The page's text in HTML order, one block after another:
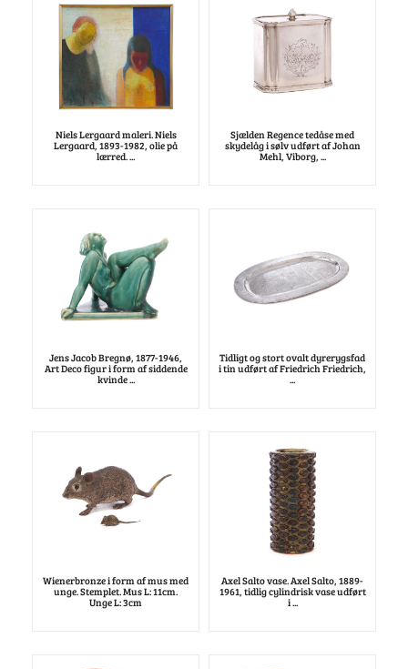
Niels Lergaard maleri. Niels
Lergaard, 1893-1982, olie på
lærred. ...
Sjælden Regence tedåse med
skydelåg i sølv udført af Johan
Mehl, Viborg, ...
Jens Jacob Bregnø, 1877-1946,
Art Deco figur i form af siddende
kvinde ...
Tidligt og stort ovalt dyrerygsfad
i tin udført af Friedrich Friedrich,
...
Wienerbronze i form af mus med
unge. Stemplet. Mus L: 11cm.
Unge L: 3cm
Axel Salto vase. Axel Salto, 1889-
1961, tidlig cylindrisk vase udført
i ...